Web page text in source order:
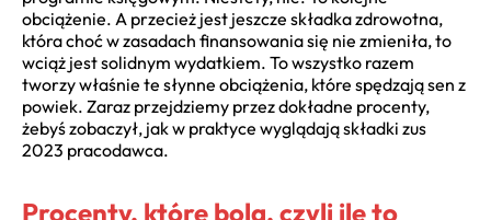
obciążenie. A przecież jest jeszcze składka zdrowotna,
która choć w zasadach finansowania się nie zmieniła, to
wciąż jest solidnym wydatkiem. To wszystko razem
tworzy właśnie te słynne obciążenia, które spędzają sen z
powiek. Zaraz przejdziemy przez dokładne procenty,
żebyś zobaczył, jak w praktyce wyglądają składki zus
2023 pracodawca.
Procenty, które bolą, czyli ile to